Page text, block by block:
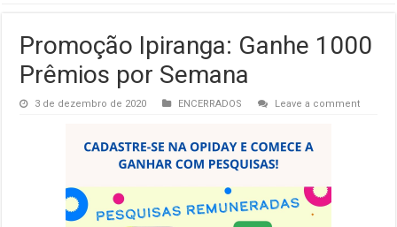
Promoção Ipiranga: Ganhe 1000
Prêmios por Semana
3 de dezembro de 2020 ENCERRADOS Leave a comment